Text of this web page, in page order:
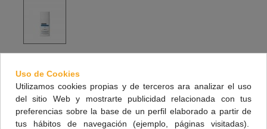
Protector solar que previene y favorece la reparación del daño actínico
Prevención y tratamiento protector adyuvante de la queratosis actínica (AK) y
otras formas de cáncer cutáneo no melanoma (NMSC). Crea sobre la piel
una película de ADN Repairsomes® que previene frente a nuevas lesiones,
Uso de Cookies
Utilizamos cookies propias y de terceros ara analizar el uso
del sitio Web y mostrarte publicidad relacionada con tus
preferencias sobre la base de un perfil elaborado a partir de
tus hábitos de navegación (ejemplo, páginas visitadas).